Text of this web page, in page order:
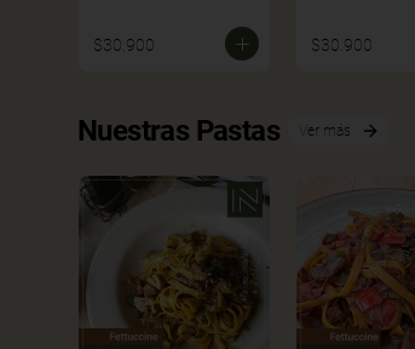
$30.900 $30.900
Nuestras Pastas Ver más